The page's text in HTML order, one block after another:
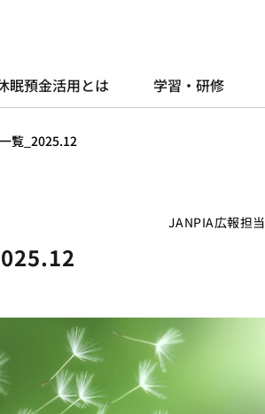
眠預金活用とは 学習・研修
覧_2025.12
JANPIA広報担当